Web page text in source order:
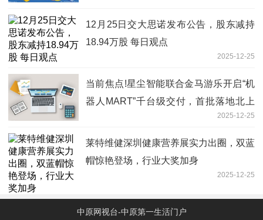
12月25日交大思诺发布公告，股东减持
18.94万股 每日观点
2025-12-25
当前焦点!星尘智能联合金马游乐开启“机
器人MART”千台级交付，首批落地北上
2025-12-25
莱特维健深圳健康营养展实力出圈，双蓝
帽惊艳登场，行业大奖加身
2025-12-25
中原网视台-中原第一生活门户